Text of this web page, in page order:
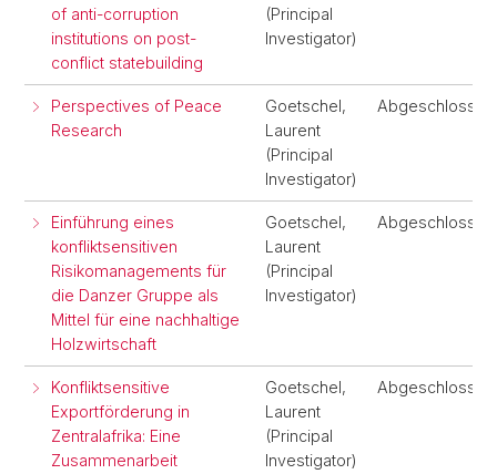
of anti-corruption
institutions on post-
conflict statebuilding
(Principal
Investigator)
Perspectives of Peace
Research
Goetschel,
Laurent
(Principal
Investigator)
Abgeschlossen
Einführung eines
konfliktsensitiven
Risikomanagements für
die Danzer Gruppe als
Mittel für eine nachhaltige
Holzwirtschaft
Goetschel,
Laurent
(Principal
Investigator)
Abgeschlossen
Konfliktsensitive
Exportförderung in
Zentralafrika: Eine
Zusammenarbeit
Goetschel,
Laurent
(Principal
Investigator)
Abgeschlossen